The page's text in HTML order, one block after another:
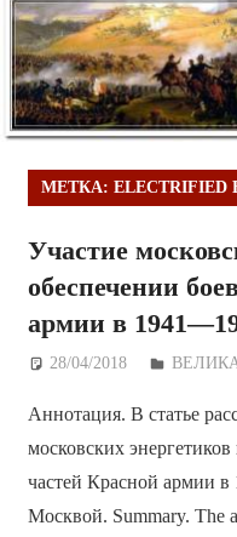
МЕТКА: ELECTRIFIED
Участие
обеспечении
армии в
28/04/2018
Аннотация. В статье
московских
частей Красной армии
Москвой. Summary. The